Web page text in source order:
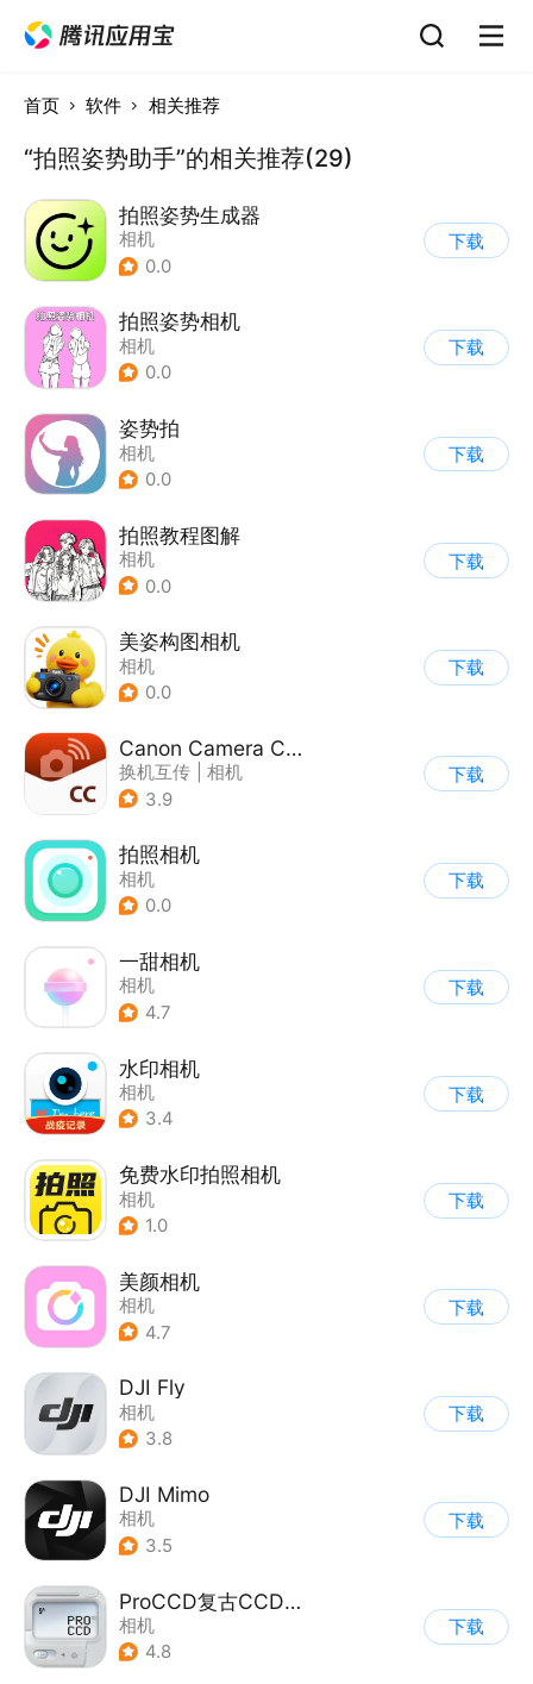
首页 软件 相关推荐
“拍照姿势助手”的相关推荐(29)
拍照姿势生成器
相机
0.0
下载
拍照姿势相机
相机
0.0
下载
姿势拍
相机
0.0
下载
拍照教程图解
相机
0.0
下载
美姿构图相机
相机
0.0
下载
Canon Camera Connect
换机互传
相机
3.9
下载
拍照相机
相机
0.0
下载
一甜相机
相机
4.7
下载
水印相机
相机
3.4
下载
免费水印拍照相机
相机
1.0
下载
美颜相机
相机
4.7
下载
DJI Fly
相机
3.8
下载
DJI Mimo
相机
3.5
下载
ProCCD复古CCD相机
相机
4.8
下载